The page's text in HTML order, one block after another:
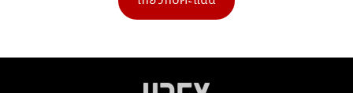
3 คะแนน
1 คะแนน
Tarmporn Masphimol